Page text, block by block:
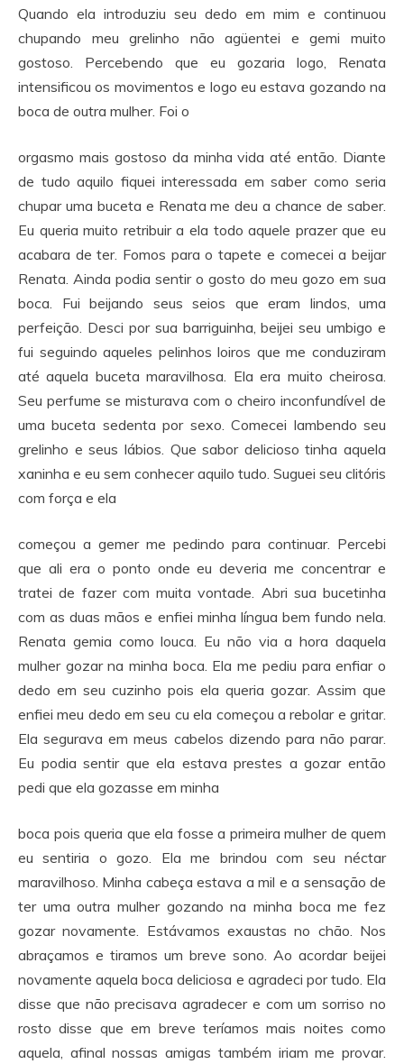
Quando ela introduziu seu dedo em mim e continuou
chupando meu grelinho não agüentei e gemi muito
gostoso. Percebendo que eu gozaria logo, Renata
intensificou os movimentos e logo eu estava gozando na
boca de outra mulher. Foi o
orgasmo mais gostoso da minha vida até então. Diante
de tudo aquilo fiquei interessada em saber como seria
chupar uma buceta e Renata me deu a chance de saber.
Eu queria muito retribuir a ela todo aquele prazer que eu
acabara de ter. Fomos para o tapete e comecei a beijar
Renata. Ainda podia sentir o gosto do meu gozo em sua
boca. Fui beijando seus seios que eram lindos, uma
perfeição. Desci por sua barriguinha, beijei seu umbigo e
fui seguindo aqueles pelinhos loiros que me conduziram
até aquela buceta maravilhosa. Ela era muito cheirosa.
Seu perfume se misturava com o cheiro inconfundível de
uma buceta sedenta por sexo. Comecei lambendo seu
grelinho e seus lábios. Que sabor delicioso tinha aquela
xaninha e eu sem conhecer aquilo tudo. Suguei seu clitóris
com força e ela
começou a gemer me pedindo para continuar. Percebi
que ali era o ponto onde eu deveria me concentrar e
tratei de fazer com muita vontade. Abri sua bucetinha
com as duas mãos e enfiei minha língua bem fundo nela.
Renata gemia como louca. Eu não via a hora daquela
mulher gozar na minha boca. Ela me pediu para enfiar o
dedo em seu cuzinho pois ela queria gozar. Assim que
enfiei meu dedo em seu cu ela começou a rebolar e gritar.
Ela segurava em meus cabelos dizendo para não parar.
Eu podia sentir que ela estava prestes a gozar então
pedi que ela gozasse em minha
boca pois queria que ela fosse a primeira mulher de quem
eu sentiria o gozo. Ela me brindou com seu néctar
maravilhoso. Minha cabeça estava a mil e a sensação de
ter uma outra mulher gozando na minha boca me fez
gozar novamente. Estávamos exaustas no chão. Nos
abraçamos e tiramos um breve sono. Ao acordar beijei
novamente aquela boca deliciosa e agradeci por tudo. Ela
disse que não precisava agradecer e com um sorriso no
rosto disse que em breve teríamos mais noites como
aquela, afinal nossas amigas também iriam me provar.